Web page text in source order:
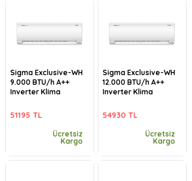
Sigma Exclusive-WH
9.000 BTU/h A++
Inverter Klima
51195 TL
Ücretsiz
Kargo
Sigma Exclusive-WH
12.000 BTU/h A++
Inverter Klima
54930 TL
Ücretsiz
Kargo